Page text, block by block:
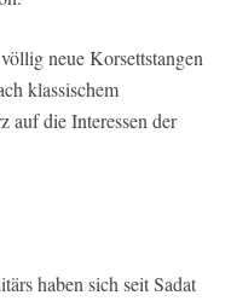
neue Korsettstangen
klassischem
auf die Interessen der
haben sich seit Sadat